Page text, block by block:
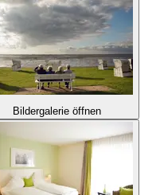
Bildergalerie öffnen